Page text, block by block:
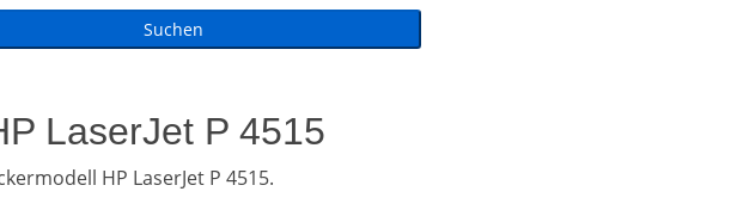
LaserJet P 4515
HP LaserJet P 4515.